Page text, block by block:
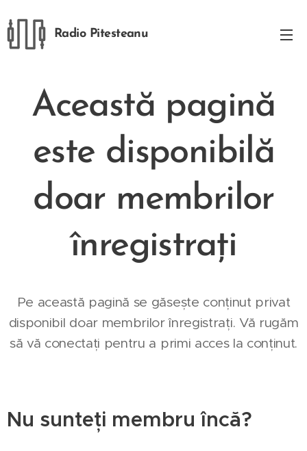
Radio Pitesteanu
Această pagină
este disponibilă
doar membrilor
înregistrați
Pe această pagină se găsește conținut privat
disponibil doar membrilor înregistrați. Vă rugăm
să vă conectați pentru a primi acces la conținut.
Nu sunteți membru încă?